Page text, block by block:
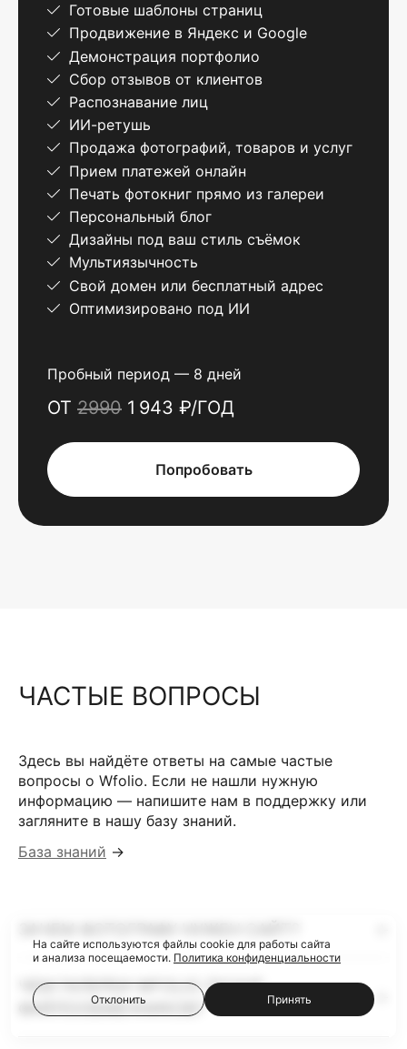
Готовые шаблоны страниц
Продвижение в Яндекс и Google
Демонстрация портфолио
Сбор отзывов от клиентов
Распознавание лиц
ИИ-ретушь
Продажа фотографий, товаров и услуг
Прием платежей онлайн
Печать фотокниг прямо из галереи
Персональный блог
Дизайны под ваш стиль съёмок
Мультиязычность
Свой домен или бесплатный адрес
Оптимизировано под ИИ
Пробный период — 8 дней
ОТ 2990 1 943 ₽/ГОД
Попробовать
ЧАСТЫЕ ВОПРОСЫ
Здесь вы найдёте ответы на самые частые
вопросы о Wfolio. Если не нашли нужную
информацию — напишите нам в поддержку или
загляните в нашу базу знаний.
База знаний →
ЧЕМ ГАЛЕРЕИ WFOLIO ЛУЧШЕ
ФАЙЛООБМЕННИКОВ?
На сайте используются файлы cookie для работы сайта
и анализа посещаемости. Политика конфиденциальности
Отклонить Принять